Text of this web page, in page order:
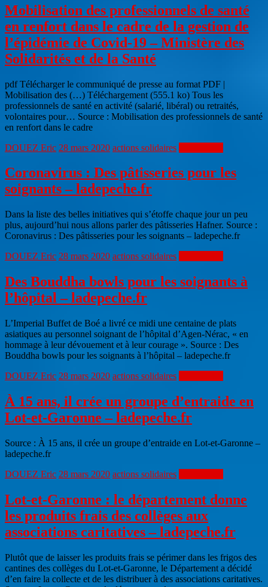
Mobilisation des professionnels de santé
en renfort dans le cadre de la gestion de
l’épidémie de Covid-19 – Ministère des
Solidarités et de la Santé
pdf Télécharger le communiqué de presse au format PDF |
Mobilisation des (…) Téléchargement (555.1 ko) Tous les
professionnels de santé en activité (salarié, libéral) ou retraités,
volontaires pour… Source : Mobilisation des professionnels de santé
en renfort dans le cadre
DOUEZ Eric 28 mars 2020 actions solidaires
Coronavirus : Des pâtisseries pour les
soignants – ladepeche.fr
Dans la liste des belles initiatives qui s’étoffe chaque jour un peu
plus, aujourd’hui nous allons parler des pâtisseries Hafner. Source :
Coronavirus : Des pâtisseries pour les soignants – ladepeche.fr
DOUEZ Eric 28 mars 2020 actions solidaires
Des Bouddha bowls pour les soignants à
l’hôpital – ladepeche.fr
L’Imperial Buffet de Boé a livré ce midi une centaine de plats
asiatiques au personnel soignant de l’hôpital d’Agen-Nérac, « en
hommage à leur dévouement et à leur courage ». Source : Des
Bouddha bowls pour les soignants à l’hôpital – ladepeche.fr
DOUEZ Eric 28 mars 2020 actions solidaires
À 15 ans, il crée un groupe d’entraide en
Lot-et-Garonne – ladepeche.fr
Source : À 15 ans, il crée un groupe d’entraide en Lot-et-Garonne –
ladepeche.fr
DOUEZ Eric 28 mars 2020 actions solidaires
Lot-et-Garonne : le département donne
les produits frais des collèges aux
associations caritatives – ladepeche.fr
Plutôt que de laisser les produits frais se périmer dans les frigos des
cantines des collèges du Lot-et-Garonne, le Département a décidé
d’en faire la collecte et de les distribuer à des associations caritatives.